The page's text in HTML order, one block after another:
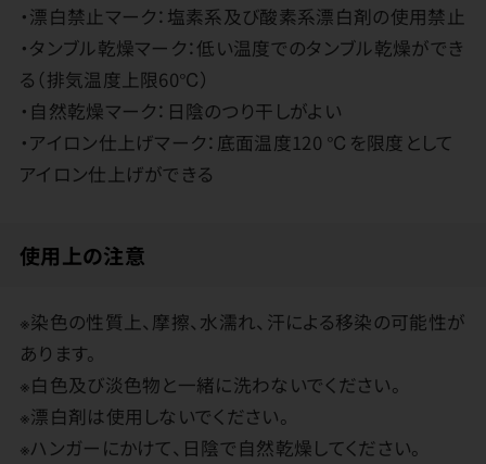
・漂白禁止マーク：塩素系及び酸素系漂白剤の使用禁止
・タンブル乾燥マーク：低い温度でのタンブル乾燥ができ
る（排気温度上限60℃）
・自然乾燥マーク：日陰のつり干しがよい
・アイロン仕上げマーク：底面温度120 ℃を限度として
アイロン仕上げができる
使用上の注意
※染色の性質上、摩擦、水濡れ、汗による移染の可能性が
あります。
※白色及び淡色物と一緒に洗わないでください。
※漂白剤は使用しないでください。
※ハンガーにかけて、日陰で自然乾燥してください。